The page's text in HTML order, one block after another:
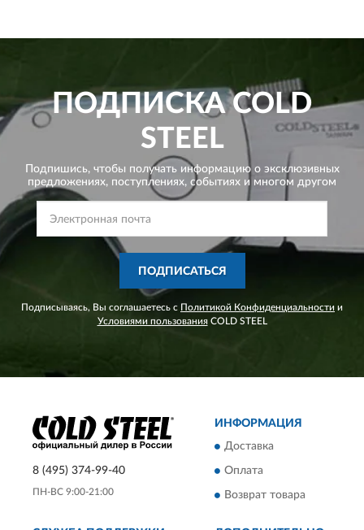
ПОДПИСКАCOLD
STEEL
Подпишись, чтобы получать информацию о эксклюзивных
предложениях, поступлениях, событиях и многом другом
ПОДПИСАТЬСЯ
Подписываясь, Вы соглашаетесь с Политикой Конфиденциальности и
Условиями пользованияCOLD STEEL
8 (495) 374-99-40
ПН-ВС 9:00-21:00
ИНФОРМАЦИЯ
Доставка
Оплата
Возврат товара